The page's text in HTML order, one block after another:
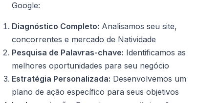
Google:
Diagnóstico Completo: Analisamos seu site,
concorrentes e mercado de Natividade
Pesquisa de Palavras-chave: Identificamos as
melhores oportunidades para seu negócio
Estratégia Personalizada: Desenvolvemos um
plano de ação específico para seus objetivos